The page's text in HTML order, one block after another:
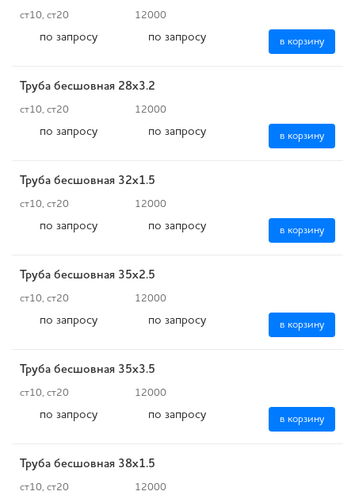
ст10, ст20 12000
по запросу по запросу в корзину
Труба бесшовная 28х3.2
ст10, ст20 12000
по запросу по запросу в корзину
Труба бесшовная 32х1.5
ст10, ст20 12000
по запросу по запросу в корзину
Труба бесшовная 35х2.5
ст10, ст20 12000
по запросу по запросу в корзину
Труба бесшовная 35х3.5
ст10, ст20 12000
по запросу по запросу в корзину
Труба бесшовная 38х1.5
ст10, ст20 12000